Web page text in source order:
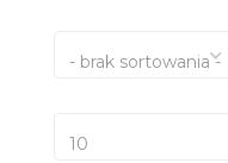
- brak sortowania -
10